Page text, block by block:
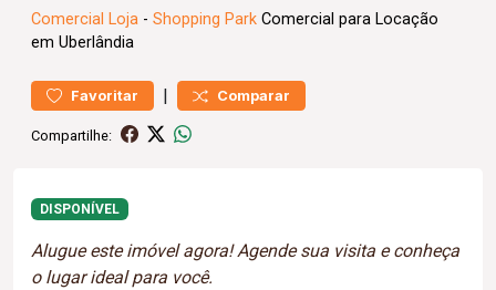
Comercial Loja - Shopping Park Comercial para Locação
em Uberlândia
Favoritar | Comparar
Compartilhe:
DISPONÍVEL
Alugue este imóvel agora! Agende sua visita e conheça
o lugar ideal para você.